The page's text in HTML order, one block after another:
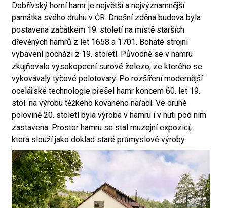
Dobřívský horní hamr je největší a nejvýznamnější
památka svého druhu v ČR. Dnešní zděná budova byla
postavena začátkem 19. století na místě starších
dřevěných hamrů z let 1658 a 1701. Bohaté strojní
vybavení pochází z 19. století. Původně se v hamru
zkujňovalo vysokopecní surové železo, ze kterého se
vykovávaly tyčové polotovary. Po rozšíření modernější
ocelářské technologie přešel hamr koncem 60. let 19.
stol. na výrobu těžkého kovaného nářadí. Ve druhé
polovině 20. století byla výroba v hamru i v huti pod ním
zastavena. Prostor hamru se stal muzejní expozicí,
která slouží jako doklad staré průmyslové výroby.